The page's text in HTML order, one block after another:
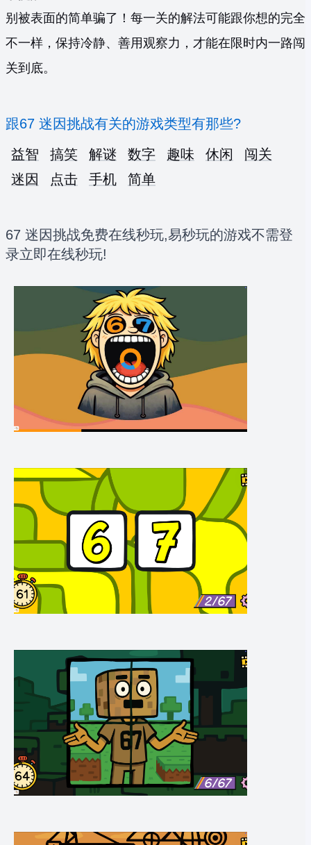
别被表面的简单骗了！每一关的解法可能跟你想的完全
不一样，保持冷静、善用观察力，才能在限时内一路闯
关到底。
跟67 迷因挑战有关的游戏类型有那些?
益智
搞笑 解谜 数字 趣味 休闲
闯关
迷因
点击 手机 简单
67 迷因挑战免费在线秒玩,易秒玩的游戏不需登
录立即在线秒玩!